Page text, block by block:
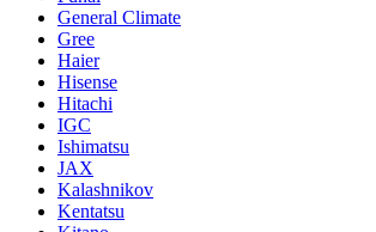
General Climate
Gree
Haier
Hisense
Hitachi
IGC
Ishimatsu
JAX
Kalashnikov
Kentatsu